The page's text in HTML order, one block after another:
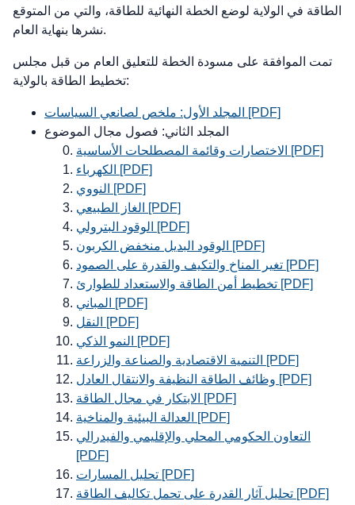
الطاقة في الولاية لوضع الخطة النهائية للطاقة، والتي من المتوقع
نشرها بنهاية العام.
تمت الموافقة على مسودة الخطة للتعليق العام من قبل مجلس
تخطيط الطاقة بالولاية:
المجلد الأول: ملخص لصانعي السياسات [PDF]
المجلد الثاني: فصول مجال الموضوع
الاختصارات وقائمة المصطلحات الأساسية [PDF]
الكهرباء [PDF]
النووي [PDF]
الغاز الطبيعي [PDF]
الوقود البترولي [PDF]
الوقود البديل منخفض الكربون [PDF]
تغير المناخ والتكيف والقدرة على الصمود [PDF]
تخطيط أمن الطاقة والاستعداد للطوارئ [PDF]
المباني [PDF]
النقل [PDF]
النمو الذكي [PDF]
التنمية الاقتصادية والصناعة والزراعة [PDF]
وظائف الطاقة النظيفة والانتقال العادل [PDF]
الابتكار في مجال الطاقة [PDF]
العدالة البيئية والمناخية [PDF]
التعاون الحكومي المحلي والإقليمي والفيدرالي
[PDF]
تحليل المسارات [PDF]
تحليل آثار القدرة على تحمل تكاليف الطاقة [PDF]